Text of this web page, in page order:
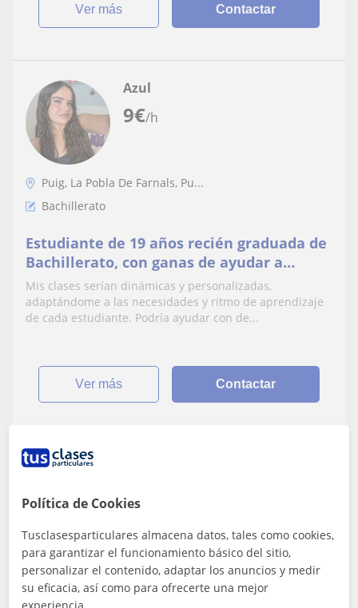
ver más Contactar
9€/h
Azul
Puig, La Pobla De Farnals, Pu...
Bachillerato
Estudiante de 19 años recién graduada de
Bachillerato, con ganas de ayudar a
estudiantes.
Mis clases serían dinámicas y personalizadas,
adaptándome a las necesidades y ritmo de aprendizaje
de cada estudiante. Podría ayudar con de...
ver más Contactar
Puçol, La Pobla De Farnals, P...
Bachillerato
Política de Cookies
Tusclasesparticulares almacena datos, tales como cookies,
para garantizar el funcionamiento básico del sitio,
personalizar el contenido, adaptar los anuncios y medir
su eficacia, así como para ofrecerte una mejor
experiencia.